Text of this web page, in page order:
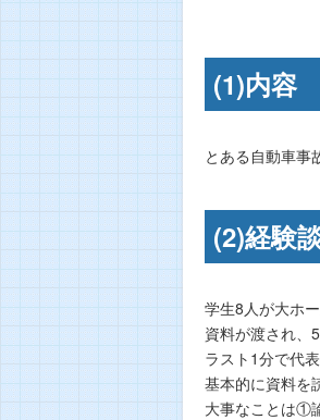
(1)内容
とある自動車事
(2)経験
学生8人が大ホ
資料が渡され、
ラスト1分で代
基本的に資料を
大事なことは①